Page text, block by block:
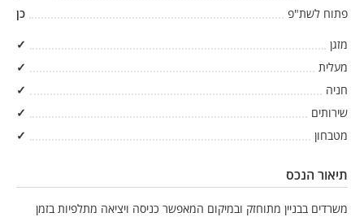
פתוח לשת"פ
כן
מזגן
✓
מעלית
✓
חניה
✓
שירותים
✓
מטבחון
✓
תיאור הנכס
משרדים בבניין מתוחזק ובמיקום המאפשר כניסה ויציאה מתלפיות בזמן